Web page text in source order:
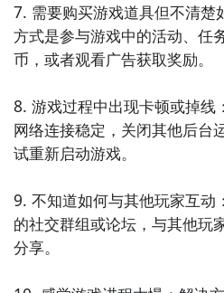
7. 需要购买游戏道具但不清楚
方式是参与游戏中的活动、任
币，或者观看广告获取奖励。
8. 游戏过程中出现卡顿或掉线
网络连接稳定，关闭其他后台
试重新启动游戏。
9. 不知道如何与其他玩家互动
的社交群组或论坛，与其他玩
分享。